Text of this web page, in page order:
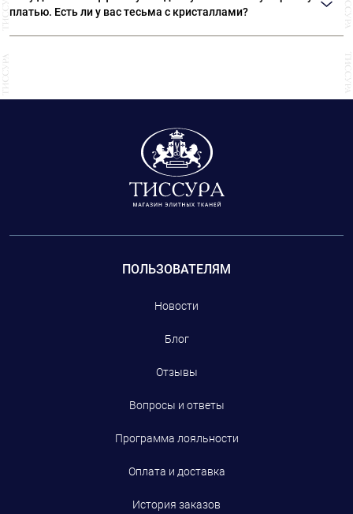
модными домами.
платью. Есть ли у вас тесьма с кристаллами?
ПОЛЬЗОВАТЕЛЯМ
Новости
Блог
Отзывы
Вопросы и ответы
Программа лояльности
Оплата и доставка
История заказов